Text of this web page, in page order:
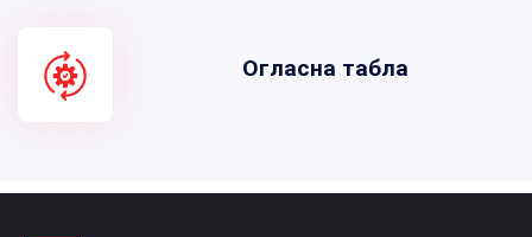
Огласна табла